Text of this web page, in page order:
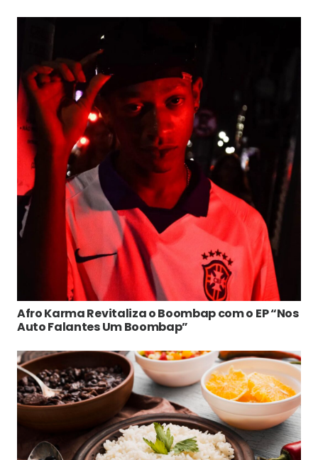
Afro Karma Revitaliza o Boombap com o EP “Nos
Auto Falantes Um Boombap”